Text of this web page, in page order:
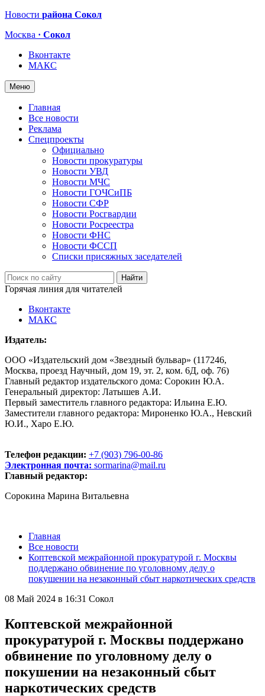
Новости района Сокол
Москва · Сокол
Вконтакте
МАКС
Меню
Главная
Все новости
Реклама
Спецпроекты
Официально
Новости прокуратуры
Новости УВД
Новости МЧС
Новости ГОЧСиПБ
Новости СФР
Новости Росгвардии
Новости Росреестра
Новости ФНС
Новости ФССП
Списки присяжных заседателей
Горячая линия для читателей
Вконтакте
МАКС
Издатель:
ООО «Издательский дом «Звездный бульвар» (117246,
Москва, проезд Научный, дом 19, эт. 2, ком. 6Д, оф. 76)
Главный редактор издательского дома: Сорокин Ю.А.
Генеральный директор: Латышев А.И.
Первый заместитель главного редактора: Ильина Е.Ю.
Заместители главного редактора: Мироненко Ю.А., Невский
Ю.И., Харо Е.Ю.
Телефон редакции: +7 (903) 796-00-86
Электронная почта: sormarina@mail.ru
Главный редактор:
Сорокина Марина Витальевна
Главная
Все новости
Коптевской межрайонной прокуратурой г. Москвы
поддержано обвинение по уголовному делу о
покушении на незаконный сбыт наркотических средств
08 Май 2024 в 16:31 Сокол
Коптевской межрайонной
прокуратурой г. Москвы поддержано
обвинение по уголовному делу о
покушении на незаконный сбыт
наркотических средств